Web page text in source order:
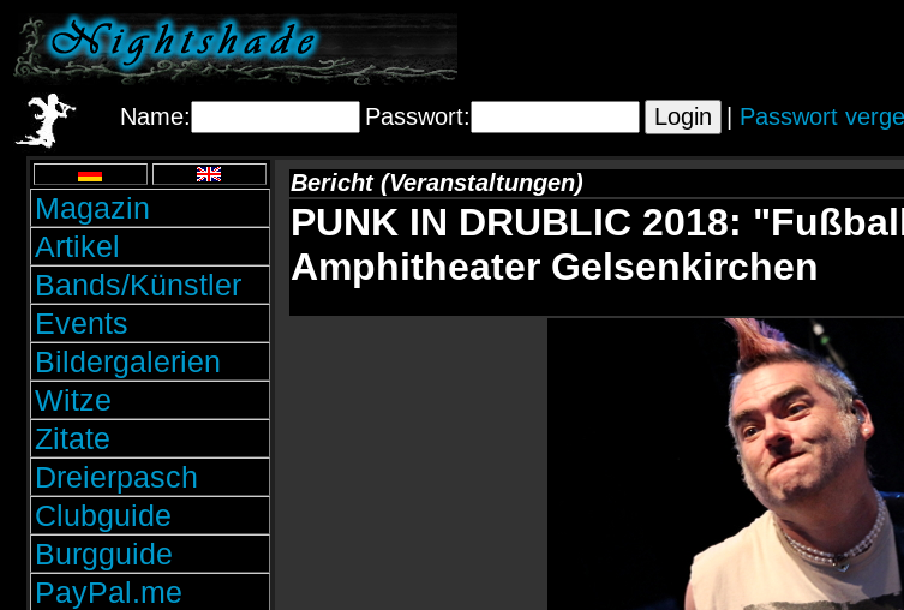
Name: Passwort: Passwort
Magazin
Artikel
Bands/Künstler
Events
Bildergalerien
Witze
Zitate
Dreierpasch
Clubguide
Burgguide
PayPal.me
Bericht (Veranstaltungen)
PUNK IN DRUBLIC 2018:
Amphitheater Gelsenkirchen